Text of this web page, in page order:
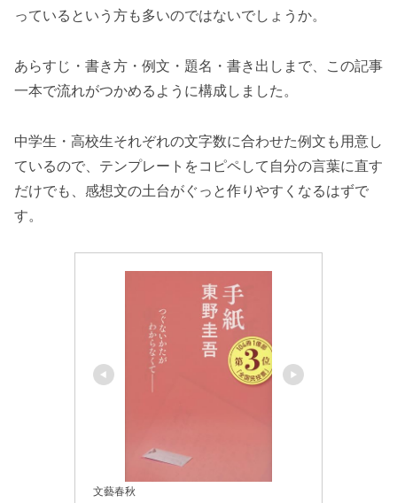
っているという方も多いのではないでしょうか。
あらすじ・書き方・例文・題名・書き出しまで、この記事
一本で流れがつかめるように構成しました。
中学生・高校生それぞれの文字数に合わせた例文も用意し
ているので、テンプレートをコピペして自分の言葉に直す
だけでも、感想文の土台がぐっと作りやすくなるはずで
す。
文藝春秋